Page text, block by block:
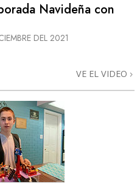
Navideña con
DEL 2021
VE EL VIDEO